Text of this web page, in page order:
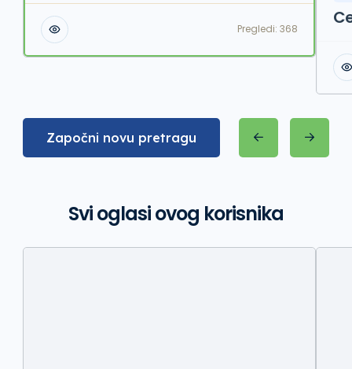
Pregledi:368
Započni novu pretragu
Svi oglasi ovog korisnika